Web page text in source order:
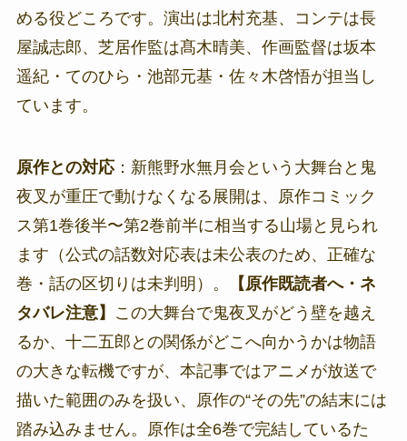
める役どころです。演出は北村充基、コンテは長
屋誠志郎、芝居作監は髙木晴美、作画監督は坂本
遥紀・てのひら・池部元基・佐々木啓悟が担当し
ています。
原作との対応：新熊野水無月会という大舞台と鬼
夜叉が重圧で動けなくなる展開は、原作コミック
ス第1巻後半〜第2巻前半に相当する山場と見られ
ます（公式の話数対応表は未公表のため、正確な
巻・話の区切りは未判明）。
【原作既読者へ・ネ
タバレ注意】
この大舞台で鬼夜叉がどう壁を越え
るか、十二五郎との関係がどこへ向かうかは物語
の大きな転機ですが、本記事ではアニメが放送で
描いた範囲のみを扱い、原作の“その先”の結末には
踏み込みません。原作は全6巻で完結しているた